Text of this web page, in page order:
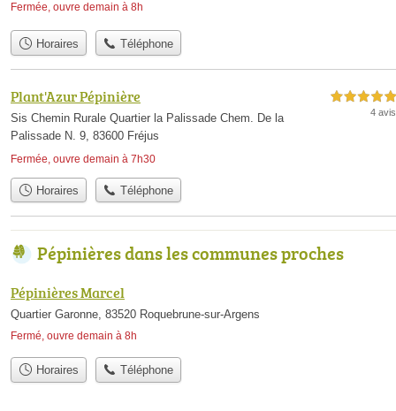
Fermée, ouvre demain à 8h
Horaires Téléphone
Plant'Azur Pépinière
Sis Chemin Rurale Quartier la Palissade Chem. De la
Palissade N. 9, 83600 Fréjus
Fermée, ouvre demain à 7h30
5,0 étoiles sur 5
4 avis
Horaires Téléphone
Pépinières dans les communes proches
Pépinières Marcel
Quartier Garonne, 83520 Roquebrune-sur-Argens
Fermé, ouvre demain à 8h
Horaires Téléphone